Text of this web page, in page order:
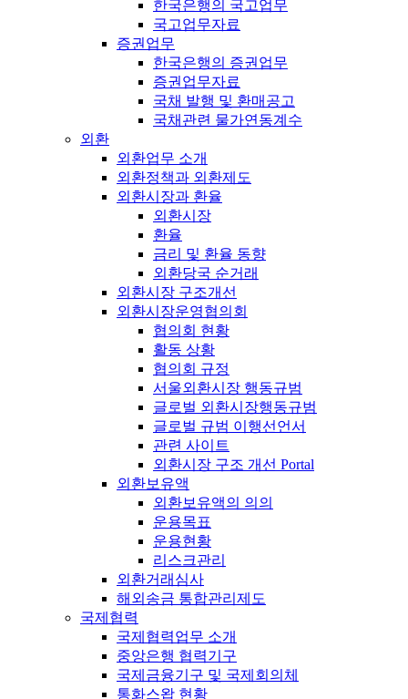
한국은행의 국고업무
국고업무자료
증권업무
한국은행의 증권업무
증권업무자료
국채 발행 및 환매공고
국채관련 물가연동계수
외환
외환업무 소개
외환정책과 외환제도
외환시장과 환율
외환시장
환율
금리 및 환율 동향
외환당국 순거래
외환시장 구조개선
외환시장운영협의회
협의회 현황
활동 상황
협의회 규정
서울외환시장 행동규범
글로벌 외환시장행동규범
글로벌 규범 이행선언서
관련 사이트
외환시장 구조 개선 Portal
외환보유액
외환보유액의 의의
운용목표
운용현황
리스크관리
외환거래심사
해외송금 통합관리제도
국제협력
국제협력업무 소개
중앙은행 협력기구
국제금융기구 및 국제회의체
통화스왑 현황